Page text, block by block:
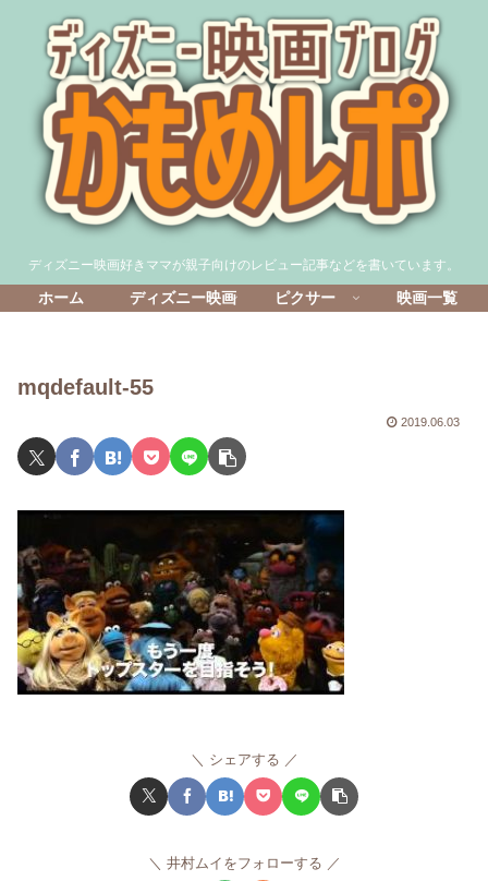
ディズニー映画好きママが親子向けのレビュー記事などを書いています。
ホーム ディズニー映画 ピクサー 映画一覧
mqdefault-55
2019.06.03
シェアする
井村ムイをフォローする